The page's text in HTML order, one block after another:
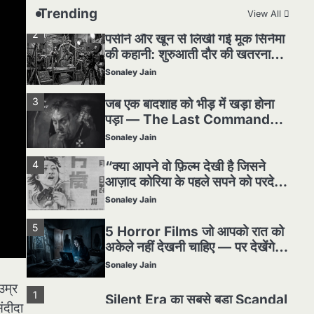
Trending View All
3
जब एक बादशाह को भीड़ में खड़ा होना
पड़ा — The Last Command
(1928) Review
Sonaley Jain
4
“क्या आपने वो फ़िल्म देखी है जिसने
आज़ाद कोरिया के पहले सपने को परदे
पर उतारा? — Viva Freedom!
(1946) रिव्यू”
Sonaley Jain
5
5 Horror Films जो आपको रात को
अकेले नहीं देखनी चाहिए — पर देखेंगे
ज़रूर
Sonaley Jain
1
Silent Era का सबसे बड़ा Scandal
— वो घटना जिसने Hollywood को
हिला दिया
Sonaley Jain
2
पसीने और खून से लिखी गई मूक सिनेमा